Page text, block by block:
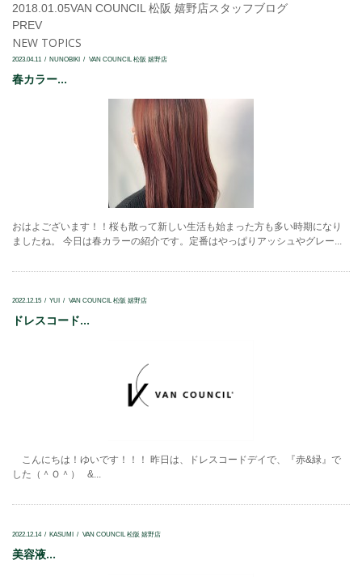
2018.01.05VAN COUNCIL 松阪 嬉野店スタッフブログ
PREV
NEW TOPICS
2023.04.11 NUNOBIKI VAN COUNCIL 松阪 嬉野店
春カラー...
おはよございます！！桜も散って新しい生活も始まった方も多い時期になり
ましたね。 今日は春カラーの紹介です。定番はやっぱりアッシュやグレー...
2022.12.15 YUI VAN COUNCIL 松阪 嬉野店
ドレスコード...
こんにちは！ゆいです！！！ 昨日は、ドレスコードデイで、『赤&緑』で
した（＾Ｏ＾） &...
2022.12.14 KASUMI VAN COUNCIL 松阪 嬉野店
美容液...